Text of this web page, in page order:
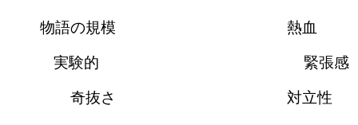
熱血
緊張感
対立性
奇抜さ
実験的
物語の規模